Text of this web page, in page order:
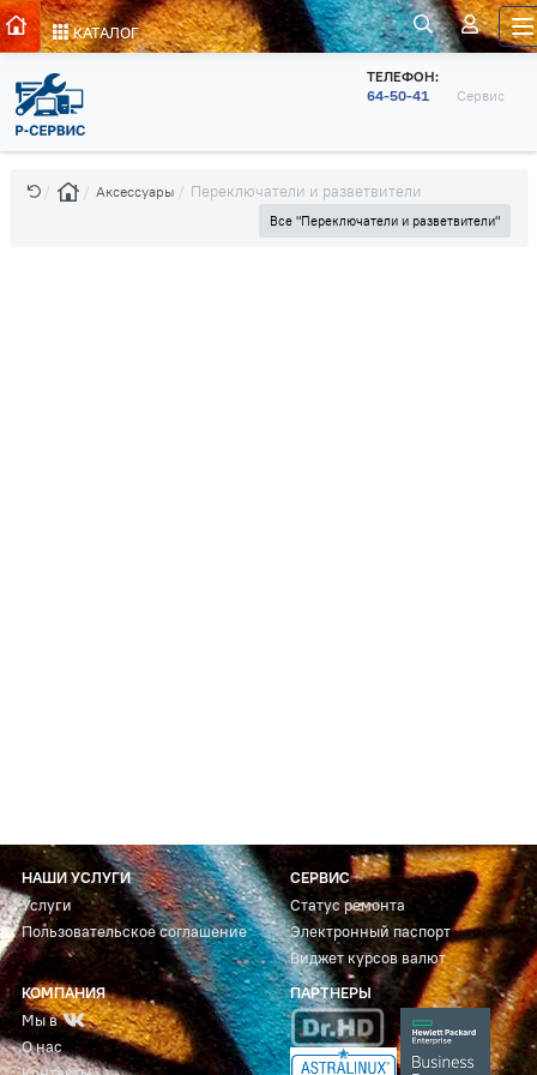
КАТАЛОГ
ТЕЛЕФОН:
64-50-41
Сервис
Аксессуары Переключатели и разветвители
Все "Переключатели и разветвители"
НАШИ УСЛУГИ
Услуги
Пользовательское соглашение
СЕРВИС
Статус ремонта
Электронный паспорт
Виджет курсов валют
КОМПАНИЯ
Мы в
О нас
ПАРТНЕРЫ